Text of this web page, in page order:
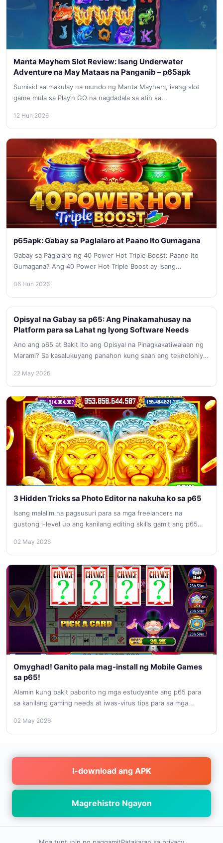
Manta Mayhem Slot Review: Isang Underwater
Adventure na May Mataas na Panganib – p65apk
Sumisid sa makulay na mundo ng Manta Mayhem, isang slot
game mula sa Play’n GO na nagdadala sa atin sa...
12 Hun 2026
p65apk: Gabay sa Paglalaro at Paano Ito Gumagana
Gabay sa Paglalaro ng 40 Power Hot Triple Boost: Paano Ito
Gumagana? Ang 40 Power Hot Triple Boost ay isang...
06 Hun 2026
Opisyal na Gabay sa p65: Ang Pinakamahusay na
Platform para sa Lahat ng Iyong Software Needs
Ano ang p65 at Bakit Ito ang Opisyal na Pinagkakatiwalaan ng
Marami? Sa kasalukuyang panahon kung saan ang teknolohiya
22 May 2026
3 Hidden Tricks sa Photo Editor na nakuha ko sa p65
Isang malalim na pagsusuri para sa mga freelancers na
gustong i-level up ang kanilang editing skills gamit ang p65
02 May 2026
Omyghad! Ganito pala mag-install ng Mobile Games
sa p65!
Alamin kung bakit paborito ng mga estudyante ang p65 para
sa kanilang gaming needs at iwas-virus tips para sa mga...
02 May 2026
I-download ang APK
Magrehistro Ngayon